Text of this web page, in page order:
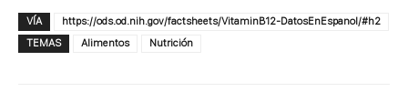
VÍA
https://ods.od.nih.gov/factsheets/VitaminB12-DatosEnEspanol/#h2
TEMAS
Alimentos Nutrición